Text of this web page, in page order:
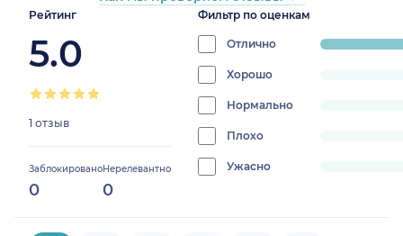
Рейтинг
5.0
1 отзыв
Заблокировано
0
Нерелевантно
0
Фильтр по оценкам
Отлично
progress:
Хорошо
0%
Нормально
0%
Плохо
0%
Ужасно
progress: